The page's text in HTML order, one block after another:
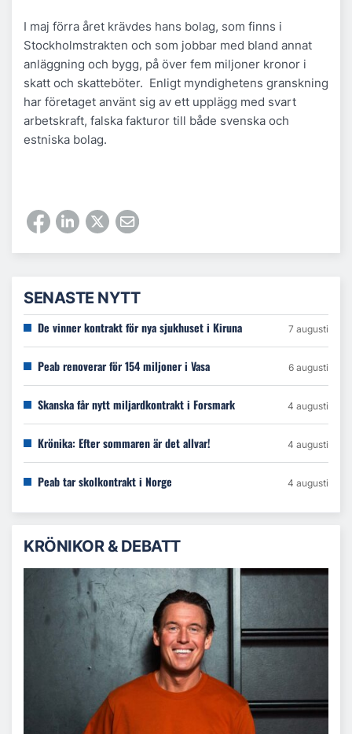
I maj förra året krävdes hans bolag, som finns i
Stockholmstrakten och som jobbar med bland annat
anläggning och bygg, på över fem miljoner kronor i
skatt och skatteböter. Enligt myndighetens granskning
har företaget använt sig av ett upplägg med svart
arbetskraft, falska fakturor till både svenska och
estniska bolag.
SENASTE NYTT
De vinner kontrakt för nya sjukhuset i Kiruna 7 augusti
Peab renoverar för 154 miljoner i Vasa 6 augusti
Skanska får nytt miljardkontrakt i Forsmark 4 augusti
Krönika: Efter sommaren är det allvar! 4 augusti
Peab tar skolkontrakt i Norge 4 augusti
KRÖNIKOR & DEBATT